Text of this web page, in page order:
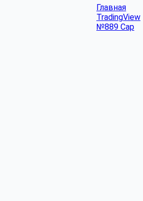
Главная
TradingView
№889 Cap